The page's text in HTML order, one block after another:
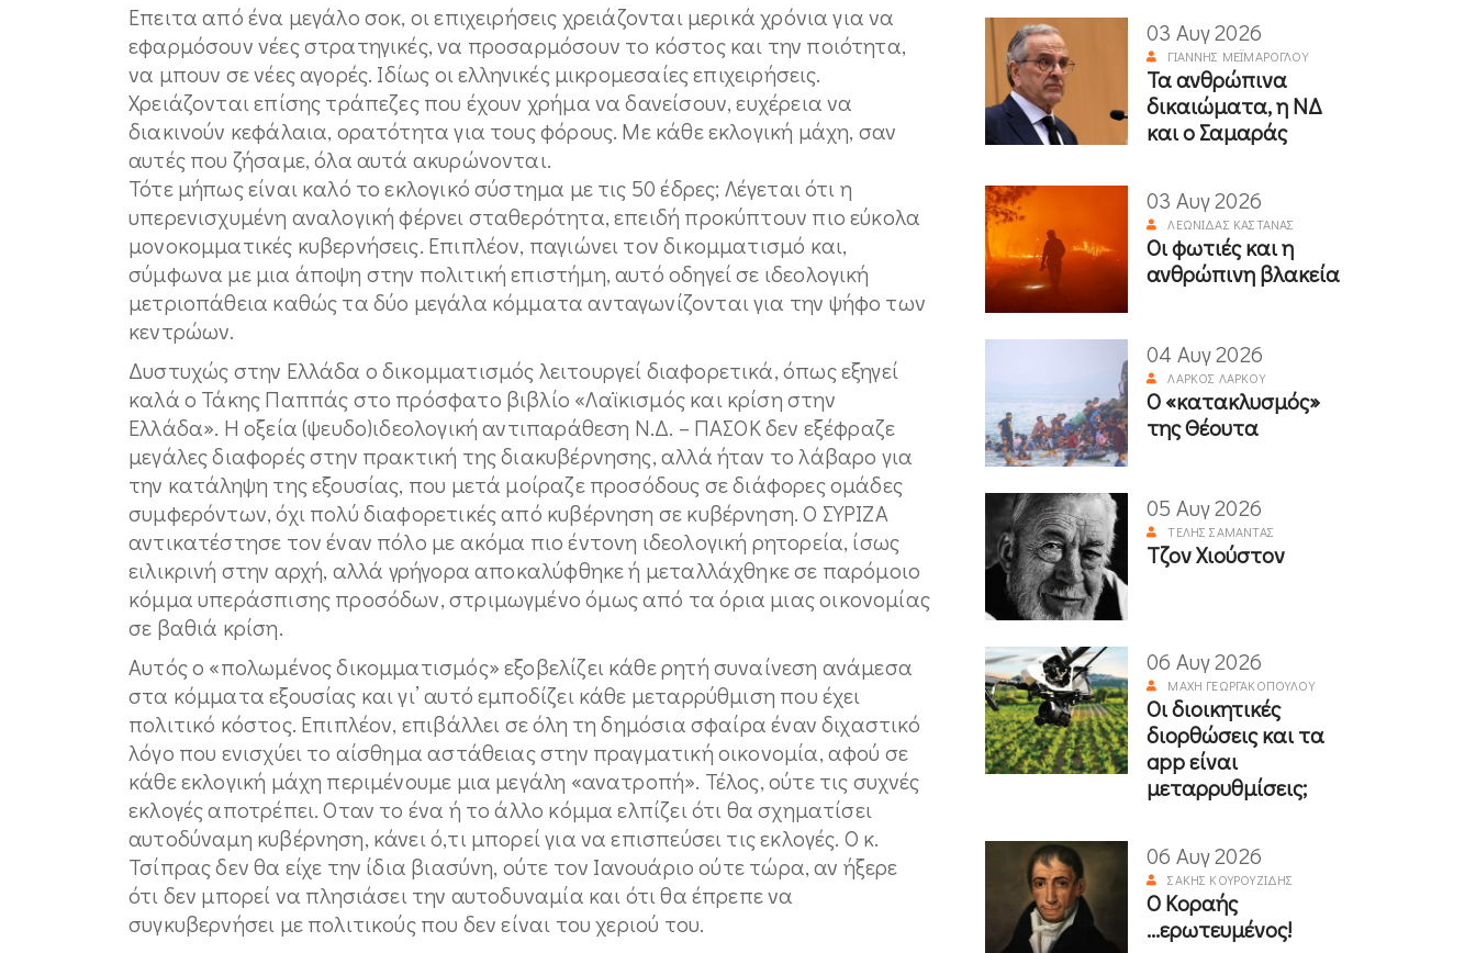
Επειτα από ένα μεγάλο σοκ, οι επιχειρήσεις χρειάζονται μερικά χρόνια για να
εφαρμόσουν νέες στρατηγικές, να προσαρμόσουν το κόστος και την ποιότητα,
να μπουν σε νέες αγορές. Ιδίως οι ελληνικές μικρομεσαίες επιχειρήσεις.
Χρειάζονται επίσης τράπεζες που έχουν χρήμα να δανείσουν, ευχέρεια να
διακινούν κεφάλαια, ορατότητα για τους φόρους. Με κάθε εκλογική μάχη, σαν
αυτές που ζήσαμε, όλα αυτά ακυρώνονται.
Τότε μήπως είναι καλό το εκλογικό σύστημα με τις 50 έδρες; Λέγεται ότι η
υπερενισχυμένη αναλογική φέρνει σταθερότητα, επειδή προκύπτουν πιο εύκολα
μονοκομματικές κυβερνήσεις. Επιπλέον, παγιώνει τον δικομματισμό και,
σύμφωνα με μια άποψη στην πολιτική επιστήμη, αυτό οδηγεί σε ιδεολογική
μετριοπάθεια καθώς τα δύο μεγάλα κόμματα ανταγωνίζονται για την ψήφο των
κεντρώων.
Δυστυχώς στην Ελλάδα ο δικομματισμός λειτουργεί διαφορετικά, όπως εξηγεί
καλά ο Τάκης Παππάς στο πρόσφατο βιβλίο «Λαϊκισμός και κρίση στην
Ελλάδα». Η οξεία (ψευδο)ιδεολογική αντιπαράθεση Ν.Δ. – ΠΑΣΟΚ δεν εξέφραζε
μεγάλες διαφορές στην πρακτική της διακυβέρνησης, αλλά ήταν το λάβαρο για
την κατάληψη της εξουσίας, που μετά μοίραζε προσόδους σε διάφορες ομάδες
συμφερόντων, όχι πολύ διαφορετικές από κυβέρνηση σε κυβέρνηση. Ο ΣΥΡΙΖΑ
αντικατέστησε τον έναν πόλο με ακόμα πιο έντονη ιδεολογική ρητορεία, ίσως
ειλικρινή στην αρχή, αλλά γρήγορα αποκαλύφθηκε ή μεταλλάχθηκε σε παρόμοιο
κόμμα υπεράσπισης προσόδων, στριμωγμένο όμως από τα όρια μιας οικονομίας
σε βαθιά κρίση.
Αυτός ο «πολωμένος δικομματισμός» εξοβελίζει κάθε ρητή συναίνεση ανάμεσα
στα κόμματα εξουσίας και γι’ αυτό εμποδίζει κάθε μεταρρύθμιση που έχει
πολιτικό κόστος. Επιπλέον, επιβάλλει σε όλη τη δημόσια σφαίρα έναν διχαστικό
λόγο που ενισχύει το αίσθημα αστάθειας στην πραγματική οικονομία, αφού σε
κάθε εκλογική μάχη περιμένουμε μια μεγάλη «ανατροπή». Τέλος, ούτε τις συχνές
εκλογές αποτρέπει. Οταν το ένα ή το άλλο κόμμα ελπίζει ότι θα σχηματίσει
αυτοδύναμη κυβέρνηση, κάνει ό,τι μπορεί για να επισπεύσει τις εκλογές. Ο κ.
Τσίπρας δεν θα είχε την ίδια βιασύνη, ούτε τον Ιανουάριο ούτε τώρα, αν ήξερε
ότι δεν μπορεί να πλησιάσει την αυτοδυναμία και ότι θα έπρεπε να
συγκυβερνήσει με πολιτικούς που δεν είναι του χεριού του.
03 Αυγ 2026
ΓΙΆΝΝΗΣ ΜΕΪΜΆΡΟΓΛΟΥ
Τα ανθρώπινα
δικαιώματα, η ΝΔ
και ο Σαμαράς
03 Αυγ 2026
ΛΕΩΝΊΔΑΣ ΚΑΣΤΑΝΆΣ
Οι φωτιές και η
ανθρώπινη βλακεία
04 Αυγ 2026
ΛΆΡΚΟΣ ΛΆΡΚΟΥ
Ο «κατακλυσμός»
της Θέουτα
05 Αυγ 2026
ΤΈΛΗΣ ΣΑΜΑΝΤΆΣ
Τζον Χιούστον
06 Αυγ 2026
ΜΆΧΗ ΓΕΩΡΓΑΚΟΠΟΎΛΟΥ
Οι διοικητικές
διορθώσεις και τα
app είναι
μεταρρυθμίσεις;
06 Αυγ 2026
ΣΆΚΗΣ ΚΟΥΡΟΥΖΊΔΗΣ
Ο Κοραής
...ερωτευμένος!